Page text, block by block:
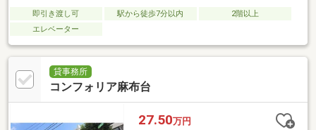
即引き渡し可 駅から徒歩7分以内
2階以上
エレベーター
貸事務所
コンフォリア麻布台
27.50万円